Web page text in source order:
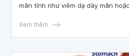
mãn tính như viêm dạ dày mãn
các vấn đề liên quan đến vi khuẩn
Xem thêm